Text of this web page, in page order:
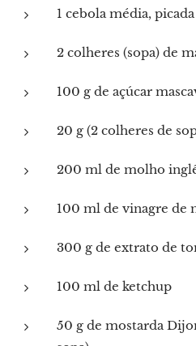
1 cebola média, picada
2 colheres (sopa) de
100 g de açúcar
20 g (2 colheres de
200 ml de molho
100 ml de vinagre de
300 g de extrato de
100 ml de ketchup
50 g de mostarda